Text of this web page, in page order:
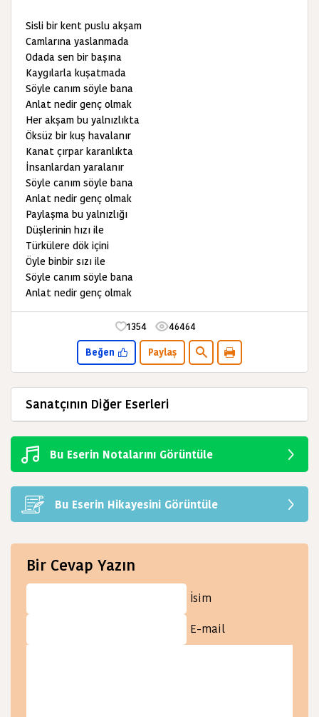
Sisli bir kent puslu akşam
Camlarına yaslanmada
Odada sen bir başına
Kaygılarla kuşatmada
Söyle canım söyle bana
Anlat nedir genç olmak
Her akşam bu yalnızlıkta
Öksüz bir kuş havalanır
Kanat çırpar karanlıkta
İnsanlardan yaralanır
Söyle canım söyle bana
Anlat nedir genç olmak
Paylaşma bu yalnızlığı
Düşlerinin hızı ile
Türkülere dök içini
Öyle binbir sızı ile
Söyle canım söyle bana
Anlat nedir genç olmak
1354 46464
Beğen Paylaş
Sanatçının Diğer Eserleri
Bu Eserin Notalarını Görüntüle
Bu Eserin Hikayesini Görüntüle
Bir Cevap Yazın
İsim
E-mail